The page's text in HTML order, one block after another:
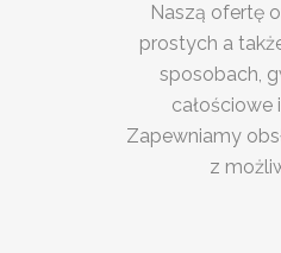
Naszą ofertę
prostych a
sposobach,
całościowe
Zapewniamy
z